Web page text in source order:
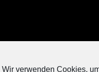
Wir verwenden Cookies,